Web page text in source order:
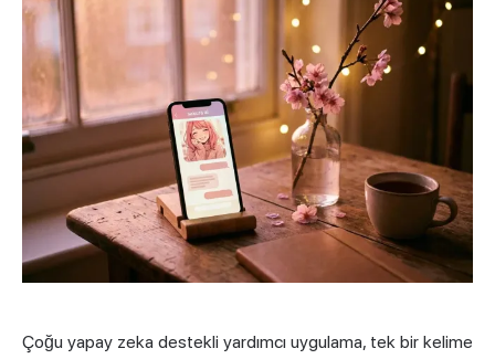
Çoğu yapay zeka destekli yardımcı uygulama, tek bir kelime